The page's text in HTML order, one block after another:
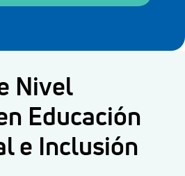
Nivel
Educación
e Inclusión